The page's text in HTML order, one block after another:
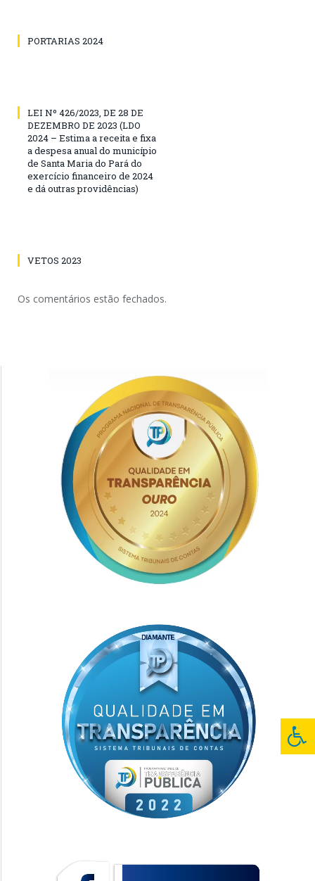
PORTARIAS 2024
LEI Nº 426/2023, DE 28 DE
DEZEMBRO DE 2023 (LDO
2024 – Estima a receita e fixa
a despesa anual do município
de Santa Maria do Pará do
exercício financeiro de 2024
e dá outras providências)
VETOS 2023
Os comentários estão fechados.